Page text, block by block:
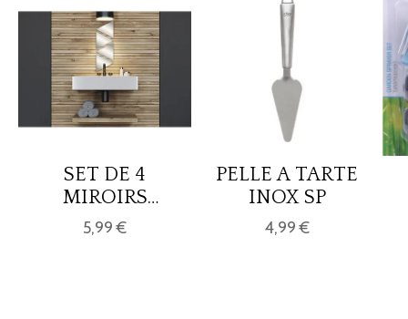
SET DE 4
MIROIRS
TRIANGLES
20X17.5CM 2MM
5,99 €
PELLE A TARTE
INOX SP
4,99 €